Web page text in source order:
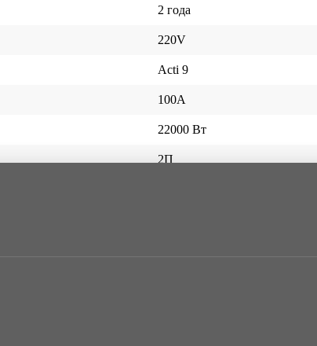
2 года
220V
Acti 9
100A
22000 Вт
2П